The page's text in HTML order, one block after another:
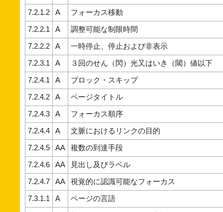
7.2.1.2 A フォーカス移動
7.2.2.1 A 調整可能な制限時間
7.2.2.2 A 一時停止、停止および非表示
7.2.3.1 A ３回のせん（閃）光又はいき（閾）値以下
7.2.4.1 A ブロック・スキップ
7.2.4.2 A ページタイトル
7.2.4.3 A フォーカス順序
7.2.4.4 A 文脈におけるリンクの目的
7.2.4.5 AA 複数の到達手段
7.2.4.6 AA 見出し及びラベル
7.2.4.7 AA 視覚的に認識可能なフォーカス
7.3.1.1 A ページの言語